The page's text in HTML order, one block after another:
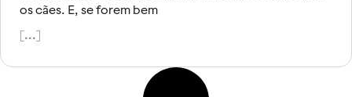
os cães. E, se forem bem
[...]